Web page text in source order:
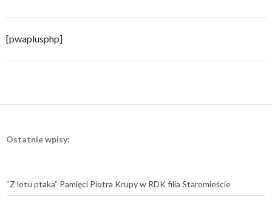
[pwaplusphp]
Ostatnie wpisy:
“Z lotu ptaka” Pamięci Piotra Krupy w RDK filia Staromieście